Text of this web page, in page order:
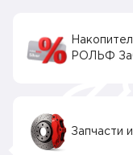
РОЛЬФ
Запчасти